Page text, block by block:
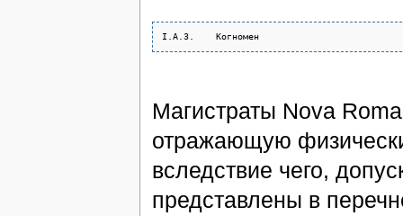
I.A.3.    Когномен
Магистраты Nova
отражающую
вследствие чего,
представлены в